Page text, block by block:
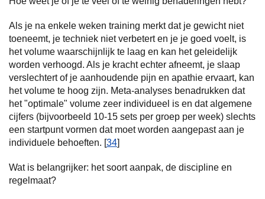
Als je na enkele weken training merkt dat je gewicht niet
toeneemt, je techniek niet verbetert en je je goed voelt, is
het volume waarschijnlijk te laag en kan het geleidelijk
worden verhoogd. Als je kracht echter afneemt, je slaap
verslechtert of je aanhoudende pijn en apathie ervaart, kan
het volume te hoog zijn. Meta-analyses benadrukken dat
het "optimale" volume zeer individueel is en dat algemene
cijfers (bijvoorbeeld 10-15 sets per groep per week) slechts
een startpunt vormen dat moet worden aangepast aan je
individuele behoeften. [34]
Wat is belangrijker: het soort aanpak, de discipline en
regelmaat?